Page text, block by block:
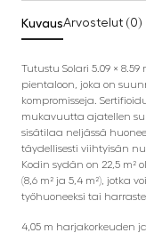
KuvausArvostelut (0)
Tutustu Solari 5.09 ×
pientaloon, joka on
kompromisseja.
mukavuutta ajatellen
sisätilaa neljässä
täydellisesti viihtyisän
Kodin sydän on 22,5 m²
(8,6 m² ja 5,4 m²), jotka
työhuoneeksi tai
4,05 m harjakorkeuden